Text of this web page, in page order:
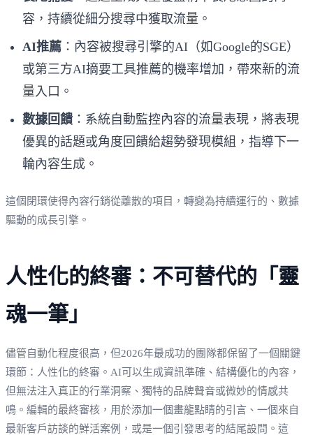
容，持續從細分搜尋中獲取流量。
AI推薦 ：內容被搜尋引擎的AI（如Google的SGE）
或第三方AI摘要工具推薦的機率增加，帶來新的流
量入口。
數據回饋 ：系統自動監控內容的流量表現，將表現
優異的話題或角度回饋給趨勢發現模組，指導下一
輪內容生成。
這個閉環使得內容行銷從離散的項目，轉變為持續運行的、數據
驅動的成長引擎。
人性化的終審：不可替代的「靈
魂一筆」
儘管自動化程度很高，但2026年最成功的團隊都保留了一個關鍵
環節：人性化的終審。AI可以生成資訊準確、結構優化的內容，
但無法注入真正的行業洞察、獨特的品牌聲音或微妙的情感共
鳴。編輯的最終審核，用於添加一個畫龍點睛的引言、一個來自
最新客戶訪談的鮮活案例，或是一個引發思考的結尾設問。這